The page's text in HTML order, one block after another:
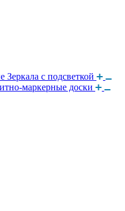
Зеркала с подсветкой
маркерные доски